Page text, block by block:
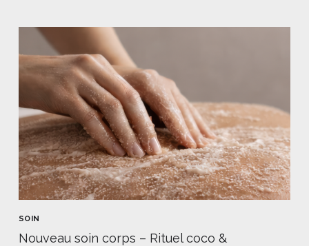
SOIN
Nouveau soin corps – Rituel coco &